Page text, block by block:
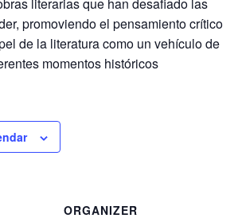
promoviendo el pensamiento crítico
de la literatura como un vehículo de
momentos históricos
ORGANIZER